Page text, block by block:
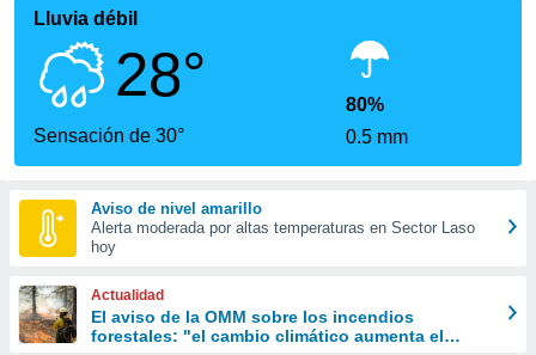
ha
para
que se
calidad.
a este
las
y
forma
digital
basada
Lluvia débil
28°
Sensación de 30°
80%
0.5 mm
Aviso de nivel amarillo
Alerta moderada por altas temperaturas en Sector Laso
hoy
Actualidad
El aviso de la OMM sobre los incendios
forestales: "el cambio climático aumenta el